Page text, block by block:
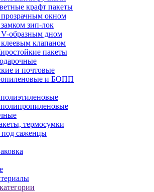
крафт пакеты
окном
зип-лок
образным дном
клапаном
пакеты
и почтовые
и БОПП
термосумки
саженцы